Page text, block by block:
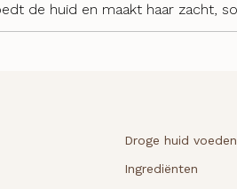
Droge huid voeden
Ingrediënten
de huid en maakt haar zacht,